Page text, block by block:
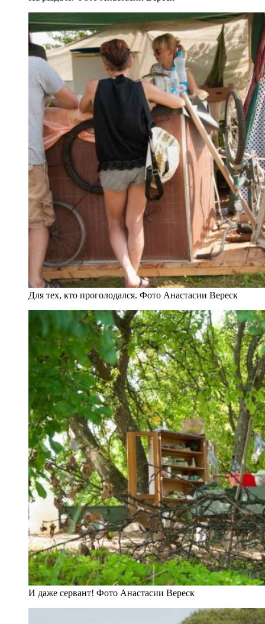
Для тех, кто проголодался. Фото Анастасии Вереск
И даже сервант! Фото Анастасии Вереск